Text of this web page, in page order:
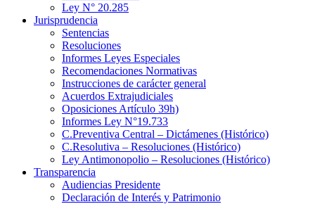
Ley N° 20.285
Jurisprudencia
Sentencias
Resoluciones
Informes Leyes Especiales
Recomendaciones Normativas
Instrucciones de carácter general
Acuerdos Extrajudiciales
Oposiciones Artículo 39h)
Informes Ley N°19.733
C.Preventiva Central – Dictámenes (Histórico)
C.Resolutiva – Resoluciones (Histórico)
Ley Antimonopolio – Resoluciones (Histórico)
Transparencia
Audiencias Presidente
Declaración de Interés y Patrimonio